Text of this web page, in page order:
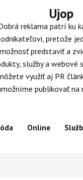
Ujop
reklama patrí ku
pretože
možnosť predstaviť a
služby a webové
využiť aj PR
publikovať na
Online